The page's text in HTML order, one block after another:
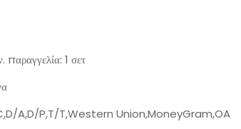
παραγγελία: 1 σετ
A,D/P,T/T,Western Union,MoneyGram,OA